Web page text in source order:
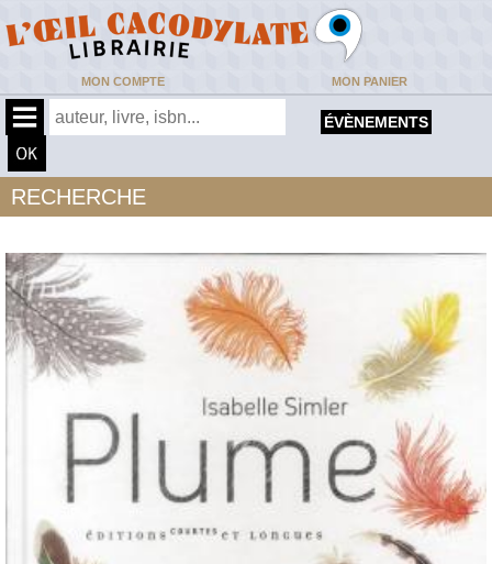
MON COMPTE MON PANIER
ÉVÈNEMENTS
RECHERCHE